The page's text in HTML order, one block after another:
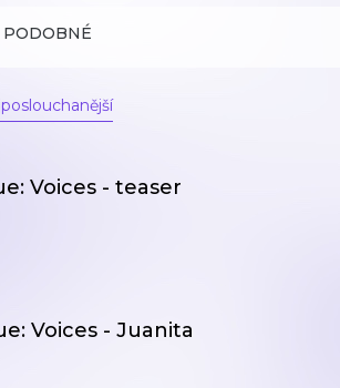
PODOBNÉ
Voices - teaser
Voices - Juanita